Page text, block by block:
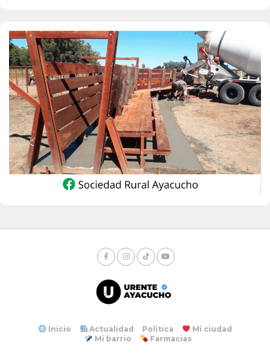
Inicio Actualidad Politica
Mi ciudad
Mi barrio
Farmacias